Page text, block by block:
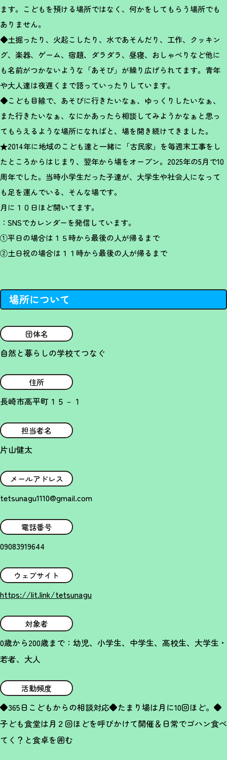
ます。こどもを預ける場所ではなく、何かをしてもらう場所でも
ありません。
◆土掘ったり、火起こしたり、水であそんだり、工作、クッキン
グ、楽器、ゲーム、宿題、ダラダラ、昼寝、おしゃべりなど他に
も名前がつかないような「あそび」が繰り広げられてます。青年
や大人達は夜遅くまで語っていったりしています。
◆こども目線で、あそびに行きたいなぁ、ゆっくりしたいなぁ、
また行きたいなぁ、なにかあったら相談してみようかなぁと思っ
てもらえるような場所になればと、場を開き続けてきました。
★2014年に地域のこども達と一緒に「古民家」を毎週末工事をし
たところからはじまり、翌年から場をオープン。2025年の5月で10
周年でした。当時小学生だった子達が、大学生や社会人になって
も足を運んでいる、そんな場です。
月に１０日ほど開いてます。
：SNSでカレンダーを発信しています。
①平日の場合は１５時から最後の人が帰るまで
②土日祝の場合は１１時から最後の人が帰るまで
場所について
団体名
自然と暮らしの学校てつなぐ
住所
長崎市高平町１５－１
担当者名
片山健太
メールアドレス
tetsunagu1110@gmail.com
電話番号
09083919644
ウェブサイト
https://lit.link/tetsunagu
対象者
0歳から200歳まで：幼児、小学生、中学生、高校生、大学生・
若者、大人
活動頻度
◆365日こどもからの相談対応◆たまり場は月に10回ほど。◆
子ども食堂は月２回ほどを呼びかけて開催＆日常でゴハン食べ
てく？と食卓を囲む